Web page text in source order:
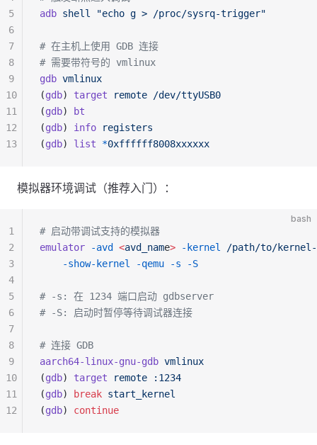
adb shell "echo g > /proc/sysrq-trigger"
# 在主机上使用 GDB 连接
# 需要带符号的 vmlinux
gdb vmlinux
(gdb) target remote /dev/ttyUSB0
(gdb)
bt
(gdb) info registers
(gdb) list *0xffffff8008xxxxxx
5
6
7
8
9
10
11
12
13
模拟器环境调试（推荐入门）：
bash
# 启动带调试支持的模拟器
emulator -avd <avd_name> -kernel
/path/to/kernel-
    -show-kernel
-qemu -s -S
# -s: 在 1234 端口启动 gdbserver
# -S: 启动时暂停等待调试器连接
# 连接 GDB
aarch64-linux-gnu-gdb vmlinux
(gdb) target remote :1234
(gdb) break start_kernel
(gdb) continue
1
2
3
4
5
6
7
8
9
10
11
12